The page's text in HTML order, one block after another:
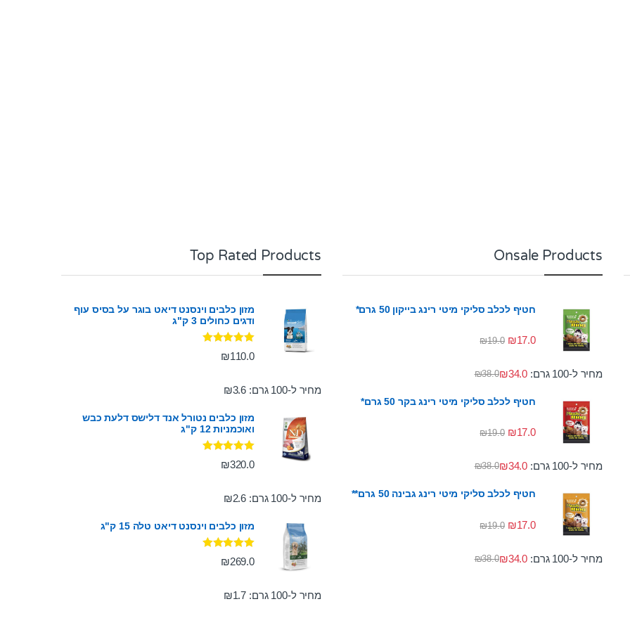
Onsale Products
חטיף לכלב סליקי מיטי רינג בייקון 50 גרם*
₪17.0
₪19.0
מחיר ל-100 גרם: ₪38.0₪34.0
חטיף לכלב סליקי מיטי רינג בקר 50 גרם*
₪17.0
₪19.0
מחיר ל-100 גרם: ₪38.0₪34.0
חטיף לכלב סליקי מיטי רינג גבינה 50 גרם**
₪17.0
₪19.0
מחיר ל-100 גרם: ₪38.0₪34.0
Top Rated Products
מזון כלבים וינסנט דיאט בוגר על בסיס עוף
ודגים כחולים 3 ק"ג
דורג 5.00
מתוך 5 ₪110.0
מחיר ל-100 גרם: ₪3.6
מזון כלבים נטורל אנד דלישס דלעת כבש
ואוכמניות 12 ק"ג
דורג5.00
מתוך 5 ₪320.0
מחיר ל-100 גרם: ₪2.6
מזון כלבים וינסנט דיאט טלה 15 ק"ג
דורג5.00
מתוך 5 ₪269.0
מחיר ל-100 גרם: ₪1.7